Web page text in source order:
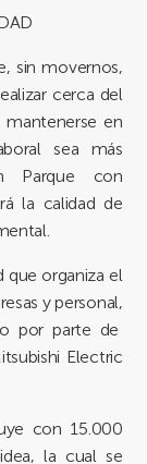
sin movernos,
cerca del
mantenerse en
sea más
Parque con
la calidad de
que organiza el
y personal,
por parte de
Electric
con 15.000
la cual se